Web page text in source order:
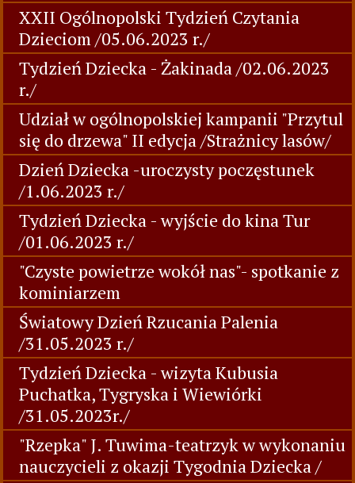
XXII Ogólnopolski Tydzień Czytania
Dzieciom /05.06.2023 r./
Tydzień Dziecka - Żakinada /02.06.2023
r./
Udział w ogólnopolskiej kampanii "Przytul
się do drzewa" II edycja /Strażnicy lasów/
Dzień Dziecka -uroczysty poczęstunek
/1.06.2023 r./
Tydzień Dziecka - wyjście do kina Tur
/01.06.2023 r./
"Czyste powietrze wokół nas"- spotkanie z
kominiarzem
Światowy Dzień Rzucania Palenia
/31.05.2023 r./
Tydzień Dziecka - wizyta Kubusia
Puchatka, Tygryska i Wiewiórki
/31.05.2023r./
"Rzepka" J. Tuwima-teatrzyk w wykonaniu
nauczycieli z okazji Tygodnia Dziecka /